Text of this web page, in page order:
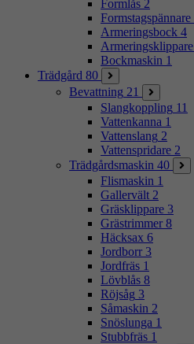
Formlås 2
Formstagspännare
Armeringsbock 4
Armeringsklippare
Bockmaskin 1
Trädgård 80
Bevattning 21
Slangkoppling 11
Vattenkanna 1
Vattenslang 2
Vattenspridare 2
Trädgårdsmaskin 40
Flismaskin 1
Gallervält 2
Gräsklippare 3
Grästrimmer 8
Häcksax 6
Jordborr 3
Jordfräs 1
Lövblås 8
Röjsåg 3
Såmaskin 2
Snöslunga 1
Stubbfräs 1